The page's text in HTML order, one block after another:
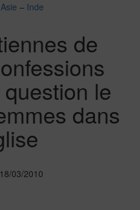
– Inde
de
le
dans
03/2010